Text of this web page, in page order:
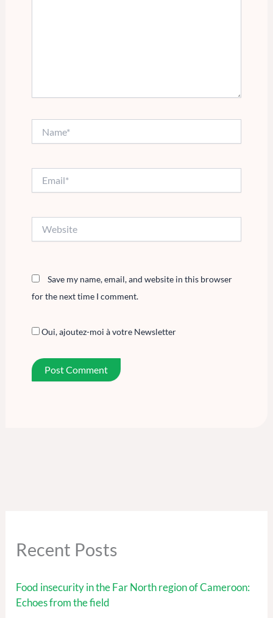
Save my name, email, and website in this browser
for the next time I comment.
Oui, ajoutez-moi à votre Newsletter
Recent Posts
Food insecurity in the Far North region of Cameroon:
Echoes from the field